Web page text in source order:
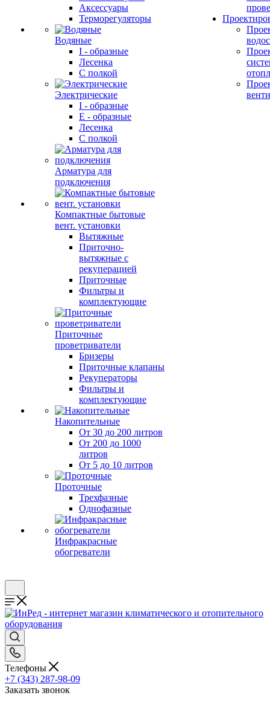
Аксессуары
Терморегуляторы
Водяные
I - образные
Лесенка
С полкой
Электрические
I - образные
E - образные
Лесенка
С полкой
Арматура для
подключения
Компактные бытовые
вент. установки
Вытяжные
Приточно-
вытяжные с
рекуперацией
Приточные
Фильтры и
комплектующие
Приточные
проветриватели
Бризеры
Приточные клапаны
Рекуператоры
Фильтры и
комплектующие
Накопительные
От 30 до 200 литров
От 200 до 1000
литров
От 5 до 10 литров
Проточные
Трехфазные
Однофазные
Инфракрасные
обогреватели
Телефоны
+7 (343) 287-98-09
Заказать звонок